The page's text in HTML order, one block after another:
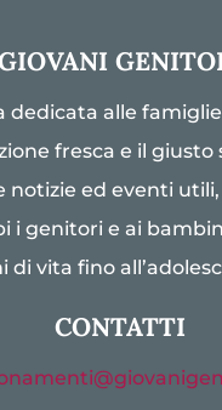
dedicata alle famiglie
fresca e il giusto
notizie ed eventi
i genitori e ai
di vita fino
CONTATTI